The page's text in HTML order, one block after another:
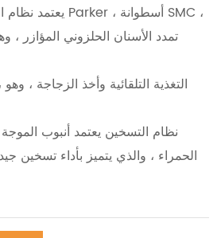
تمدد الأسنان الحلزوني المؤازر ،
الحمراء ، والذي يتميز بأداء تسخين